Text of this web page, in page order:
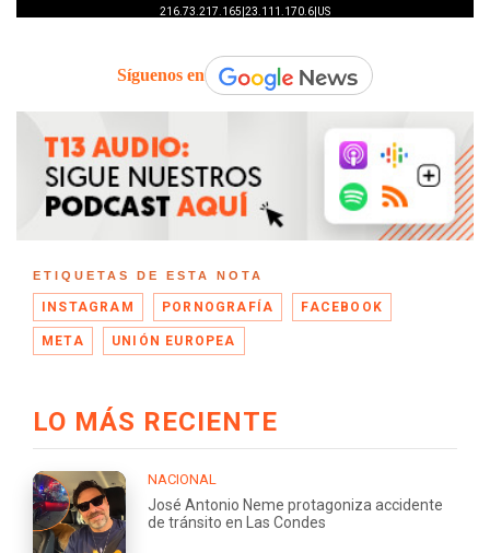
Síguenos en
ETIQUETAS DE ESTA NOTA
INSTAGRAM PORNOGRAFÍA FACEBOOK
META UNIÓN EUROPEA
LO MÁS RECIENTE
NACIONAL
José Antonio Neme protagoniza accidente
de tránsito en Las Condes